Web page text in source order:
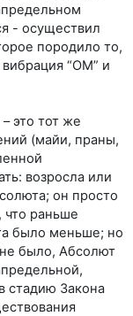
- осуществил
породило то,
вибрация “ОМ” и
это тот же
(майи, праны,
возросла или
он просто
что раньше
было меньше; но
было, Абсолют
стадию Закона